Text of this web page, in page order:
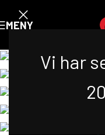
Vi har
MENY